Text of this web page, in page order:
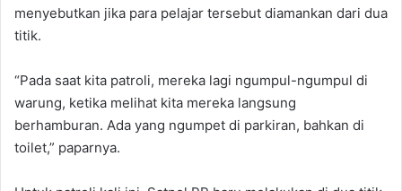
menyebutkan jika para pelajar tersebut diamankan dari dua
titik.
“Pada saat kita patroli, mereka lagi ngumpul-ngumpul di
warung, ketika melihat kita mereka langsung
berhamburan. Ada yang ngumpet di parkiran, bahkan di
toilet,” paparnya.